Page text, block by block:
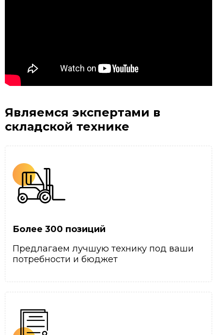
Являемся экспертами в
складской технике
Более 300 позиций
Предлагаем лучшую технику под ваши
потребности и бюджет